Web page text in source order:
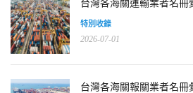
台灣各海關運輸業者名冊
特別收錄
2026-07-01
台灣各海關報關業者名冊